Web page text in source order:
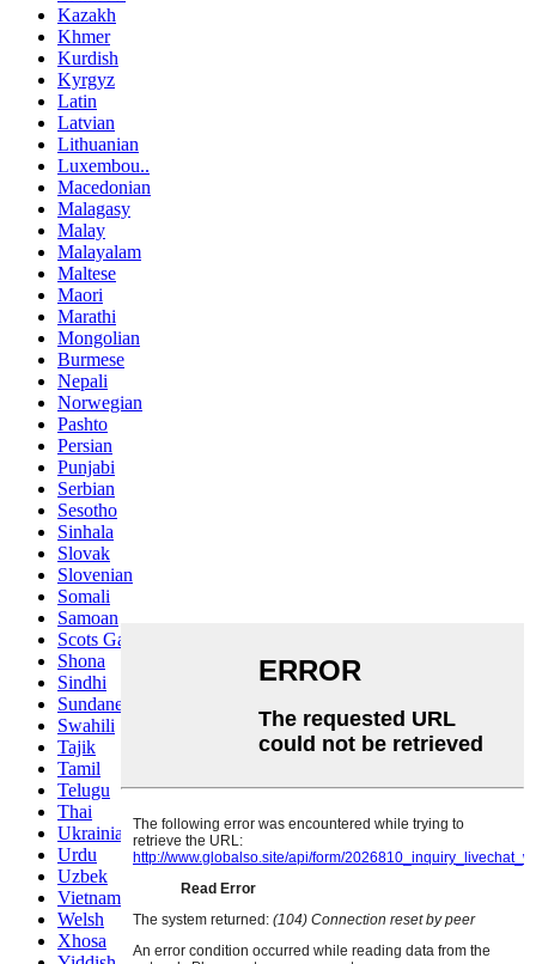
Kazakh
Khmer
Kurdish
Kyrgyz
Latin
Latvian
Lithuanian
Luxembou..
Macedonian
Malagasy
Malay
Malayalam
Maltese
Maori
Marathi
Mongolian
Burmese
Nepali
Norwegian
Pashto
Persian
Punjabi
Serbian
Sesotho
Sinhala
Slovak
Slovenian
Somali
Samoan
Scots Gaelic
Shona
Sindhi
Sundanese
Swahili
Tajik
Tamil
Telugu
Thai
Ukrainian
Urdu
Uzbek
Vietnamese
Welsh
Xhosa